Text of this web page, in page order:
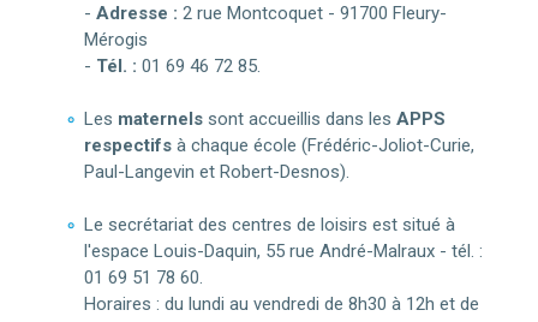
- Adresse : 2 rue Montcoquet - 91700 Fleury-
Mérogis
- Tél. : 01 69 46 72 85.
Les maternels sont accueillis dans les APPS
respectifs à chaque école (Frédéric-Joliot-Curie,
Paul-Langevin et Robert-Desnos).
Le secrétariat des centres de loisirs est situé à
l'espace Louis-Daquin, 55 rue André-Malraux - tél. :
01 69 51 78 60.
Horaires : du lundi au vendredi de 8h30 à 12h et de